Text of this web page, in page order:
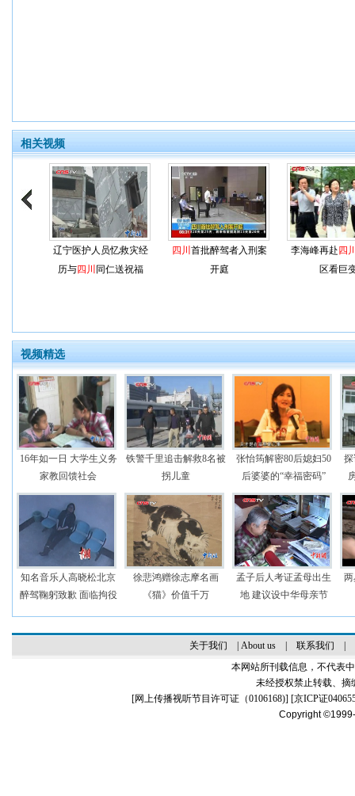
相关视频
辽宁医护人员忆救灾经
历与四川 同仁送祝福
四川 首批醉驾者入刑案
开庭
李海峰再赴 四
区看巨
视频精选
16年如一日 大学生义务
家教回馈社会
铁警千里追击解救8名被
拐儿童
张怡筠解密80后媳妇50
后婆婆的“幸福密码”
知名音乐人高晓松北京
醉驾鞠躬致歉 面临拘役
徐悲鸿赠徐志摩名画
《猫》价值千万
孟子后人考证孟母出生
地 建议设中华母亲节
关于我们 About us| 联系我们
本网站所刊载信息，不代表
未经授权禁止转载、摘
[网上传播视听节目许可证（0106168)] [京ICP证
Copyright